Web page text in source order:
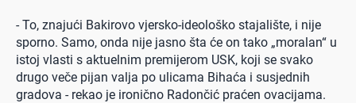
- To, znajući Bakirovo vjersko-ideološko stajalište, i nije
sporno. Samo, onda nije jasno šta će on tako „moralan“ u
istoj vlasti s aktuelnim premijerom USK, koji se svako
drugo veče pijan valja po ulicama Bihaća i susjednih
gradova - rekao je ironično Radončić praćen ovacijama.